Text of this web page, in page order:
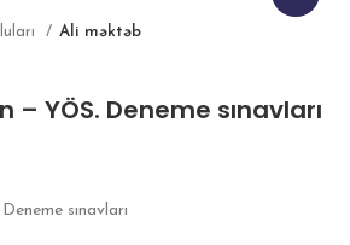
Ali məktəb
– YÖS. Deneme sınavları
sınavları